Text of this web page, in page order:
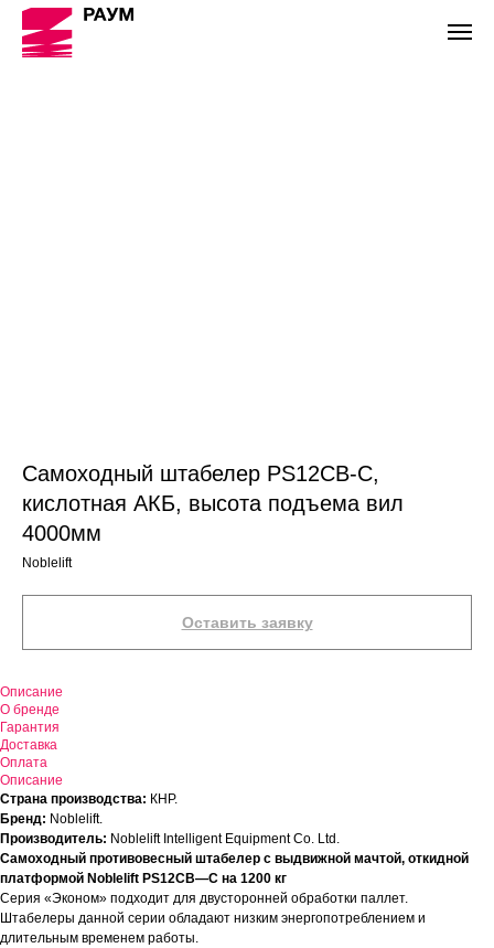
Самоходный штабелер PS12CB-C,
кислотная АКБ, высота подъема вил
4000мм
Noblelift
Оставить заявку
Описание
О бренде
Гарантия
Доставка
Оплата
Описание
Страна производства: КНР.
Бренд: Noblelift.
Производитель: Noblelift Intelligent Equipment Co. Ltd.
Самоходный противовесный штабелер с выдвижной мачтой, откидной
платформой Noblelift PS12CB—C на 1200 кг
Серия «Эконом» подходит для двусторонней обработки паллет.
Штабелеры данной серии обладают низким энергопотреблением и
длительным временем работы.